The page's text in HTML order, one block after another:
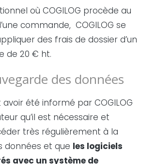
où COGILOG procède au
commande, COGILOG se
des frais de dossier d’un
de 20 € ht.
des données
été informé par COGILOG
qu’il est nécessaire et
très régulièrement à la
données et que les logiciels
avec un système de